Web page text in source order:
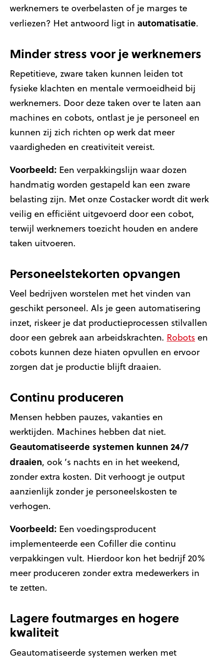
werknemers te overbelasten of je marges te
verliezen? Het antwoord ligt in automatisatie.
Minder stress voor je werknemers
Repetitieve, zware taken kunnen leiden tot
fysieke klachten en mentale vermoeidheid bij
werknemers. Door deze taken over te laten aan
machines en cobots, ontlast je je personeel en
kunnen zij zich richten op werk dat meer
vaardigheden en creativiteit vereist.
Voorbeeld: Een verpakkingslijn waar dozen
handmatig worden gestapeld kan een zware
belasting zijn. Met onze Costacker wordt dit werk
veilig en efficiënt uitgevoerd door een cobot,
terwijl werknemers toezicht houden en andere
taken uitvoeren.
Personeelstekorten opvangen
Veel bedrijven worstelen met het vinden van
geschikt personeel. Als je geen automatisering
inzet, riskeer je dat productieprocessen stilvallen
door een gebrek aan arbeidskrachten. Robots en
cobots kunnen deze hiaten opvullen en ervoor
zorgen dat je productie blijft draaien.
Continu produceren
Mensen hebben pauzes, vakanties en
werktijden. Machines hebben dat niet.
Geautomatiseerde systemen kunnen 24/7
draaien, ook ’s nachts en in het weekend,
zonder extra kosten. Dit verhoogt je output
aanzienlijk zonder je personeelskosten te
verhogen.
Voorbeeld: Een voedingsproducent
implementeerde een Cofiller die continu
verpakkingen vult. Hierdoor kon het bedrijf 20%
meer produceren zonder extra medewerkers in
te zetten.
Lagere foutmarges en hogere
kwaliteit
Geautomatiseerde systemen werken met